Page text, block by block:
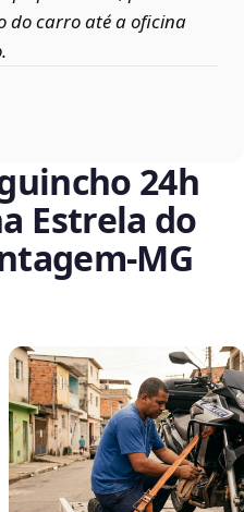
do carro até a oficina
24h
Estrela do